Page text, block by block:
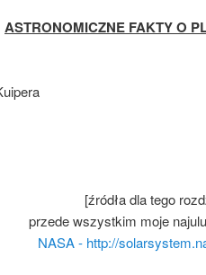
ASTRONOMICZNE FAKTY O
[źródła dla tego
przede wszystkim moje
NASA - http://